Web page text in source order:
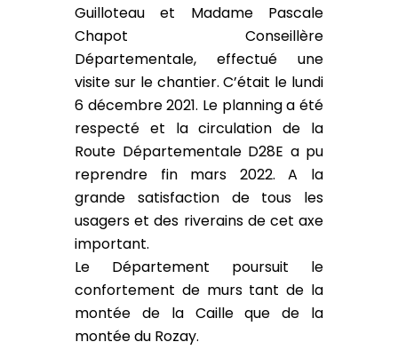
Guilloteau et Madame Pascale
Chapot Conseillère
Départementale, effectué une
visite sur le chantier. C’était le lundi
6 décembre 2021. Le planning a été
respecté et la circulation de la
Route Départementale D28E a pu
reprendre fin mars 2022. A la
grande satisfaction de tous les
usagers et des riverains de cet axe
important.
Le Département poursuit le
confortement de murs tant de la
montée de la Caille que de la
montée du Rozay.